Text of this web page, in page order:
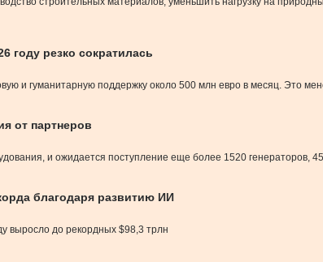
году резко сократилась
и гуманитарную поддержку около 500 млн евро в месяц. Это
от партнеров
и ожидается поступление еще более 1520 генераторов,
благодаря развитию ИИ
выросло до рекордных $98,3 трлн